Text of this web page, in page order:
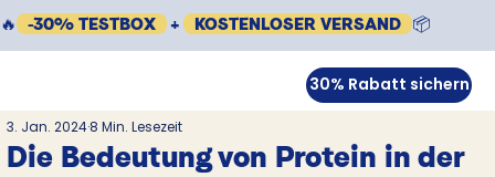
🔥 -30% TESTBOX + KOSTENLOSER VERSAND 📦
30% Rabatt sichern
Die Bedeutung von Protein in der
3. Jan. 20248 Min. Lesezeit